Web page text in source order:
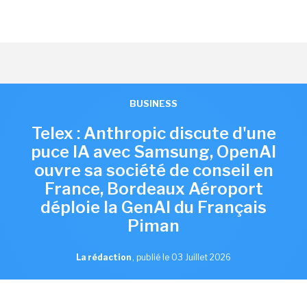
BUSINESS
Telex : Anthropic discute d'une
puce IA avec Samsung, OpenAI
ouvre sa société de conseil en
France, Bordeaux Aéroport
déploie la GenAI du Français
Piman
La rédaction , publié le 03 Juillet 2026